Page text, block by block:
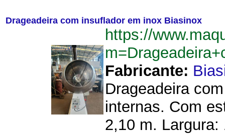
Drageadeira com insuflador em inox Biasinox
https://
Fabricante:
Drageadeira
internas. Com
2,10 m.